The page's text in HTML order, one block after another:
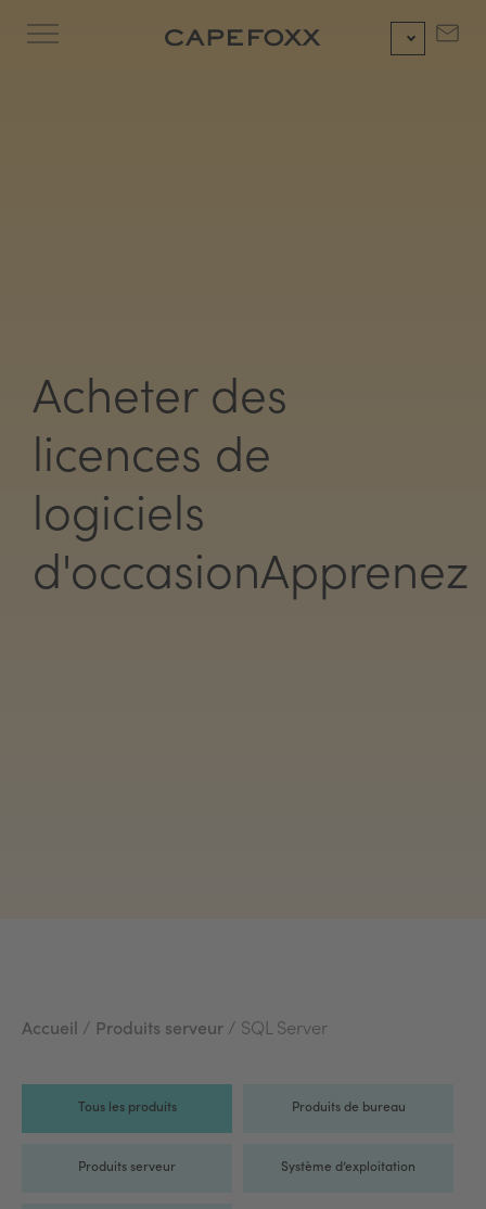
Acheter des
licences de
logiciels
d'occasionApprenez
Accueil / Produits serveur / SQL Server
Tous les produits Produits de bureau
Produits serveur Système d’exploitation